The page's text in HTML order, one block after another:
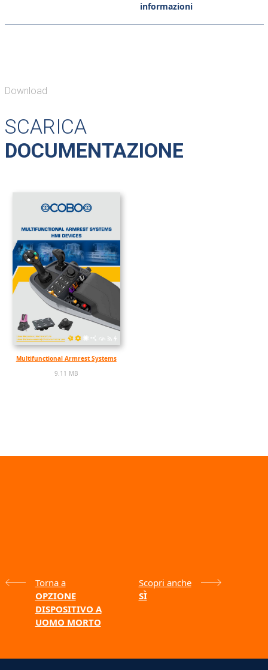
informazioni
Download
SCARICA
DOCUMENTAZIONE
Multifunctional Armrest Systems
9.11 MB
Torna a
OPZIONE
DISPOSITIVO A
UOMO MORTO
Scopri anche
SÌ